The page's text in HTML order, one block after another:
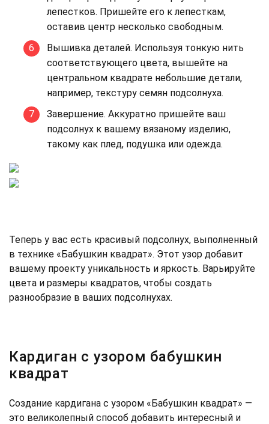
лепестков. Пришейте его к лепесткам,
оставив центр несколько свободным.
Вышивка деталей. Используя тонкую нить
соответствующего цвета, вышейте на
центральном квадрате небольшие детали,
например, текстуру семян подсолнуха.
Завершение. Аккуратно пришейте ваш
подсолнух к вашему вязаному изделию,
такому как плед, подушка или одежда.
Теперь у вас есть красивый подсолнух, выполненный
в технике «Бабушкин квадрат». Этот узор добавит
вашему проекту уникальность и яркость. Варьируйте
цвета и размеры квадратов, чтобы создать
разнообразие в ваших подсолнухах.
Кардиган с узором бабушкин
квадрат
Создание кардигана с узором «Бабушкин квадрат» —
это великолепный способ добавить интересный и